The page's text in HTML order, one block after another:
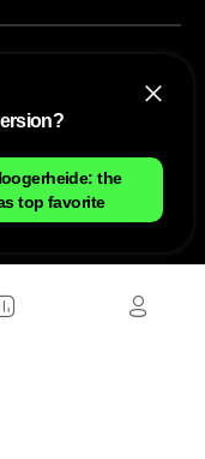
the
top favorite